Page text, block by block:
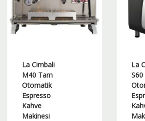
La Cimbali
M40 Tam
Otomatik
Espresso
Kahve
Makinesi
La
S60